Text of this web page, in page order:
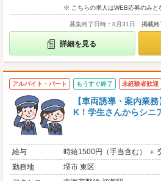
※ こちらの求人はWEB応募のみと
募集終了日時：8月31日 掲載終
詳細を見る
アルバイト・パート もうすぐ終了 未経験者歓迎
【車両誘導・案内業
K！学生さんからシニ
給与
時給1500円（手当含む） ＋
勤務地
堺市 東区